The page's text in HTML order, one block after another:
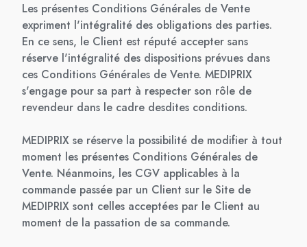
Les présentes Conditions Générales de Vente
expriment l'intégralité des obligations des parties.
En ce sens, le Client est réputé accepter sans
réserve l'intégralité des dispositions prévues dans
ces Conditions Générales de Vente. MEDIPRIX
s'engage pour sa part à respecter son rôle de
revendeur dans le cadre desdites conditions.
MEDIPRIX se réserve la possibilité de modifier à tout
moment les présentes Conditions Générales de
Vente. Néanmoins, les CGV applicables à la
commande passée par un Client sur le Site de
MEDIPRIX sont celles acceptées par le Client au
moment de la passation de sa commande.